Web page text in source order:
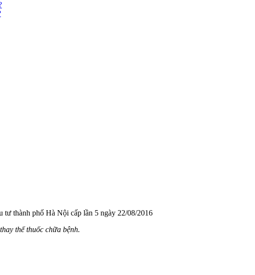
tư thành phố Hà Nội cấp lần 5 ngày 22/08/2016
thế thuốc chữa bệnh.